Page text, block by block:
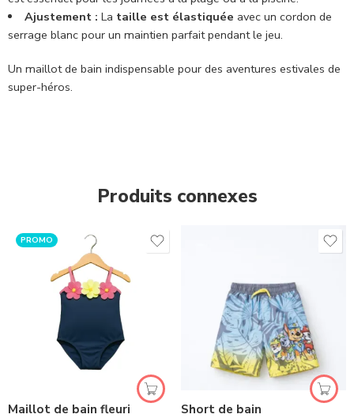
Ajustement : La taille est élastiquée avec un cordon de
serrage blanc pour un maintien parfait pendant le jeu.
Un maillot de bain indispensable pour des aventures estivales de
super-héros.
Produits connexes
PROMO
Maillot de bain fleuri
Short de bain